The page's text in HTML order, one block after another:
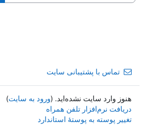
تماس با پشتیبانی سایت
هنوز وارد سایت نشده‌اید. (ورود به سایت)
دریافت نرم‌افزار تلفن همراه
تغییر پوسته به پوستهٔ استاندارد